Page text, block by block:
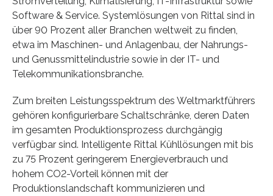
Software & Service. Systemlösungen von Rittal sind in
über 90 Prozent aller Branchen weltweit zu finden,
etwa im Maschinen- und Anlagenbau, der Nahrungs-
und Genussmittelindustrie sowie in der IT- und
Telekommunikationsbranche.
Zum breiten Leistungsspektrum des Weltmarktführers
gehören konfigurierbare Schaltschränke, deren Daten
im gesamten Produktionsprozess durchgängig
verfügbar sind. Intelligente Rittal Kühllösungen mit bis
zu 75 Prozent geringerem Energieverbrauch und
hohem CO2-Vorteil können mit der
Produktionslandschaft kommunizieren und